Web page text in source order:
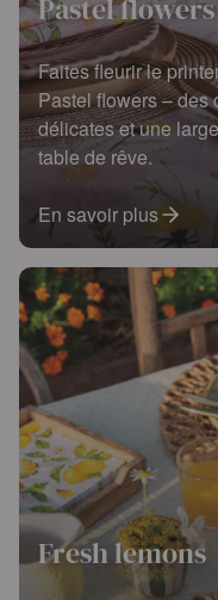
Pastel flowers
Faites fleurir le
Pastel flowers – des
délicates et une
table de rêve.
En savoir plus
Fresh lemons